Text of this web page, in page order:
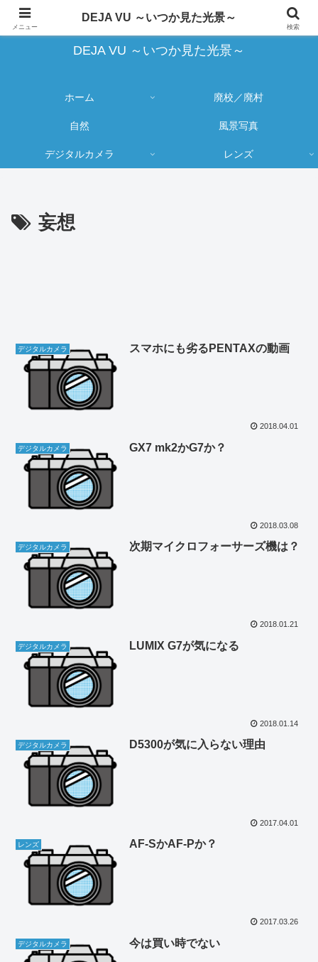
蔵出し写真の大売り出しとカメラ物欲のブログ
DEJA VU ～いつか見た光景～
ホーム 廃校／廃村
自然 風景写真
デジタルカメラ レンズ
妄想
デジタルカメラ スマホにも劣るPENTAXの動画
2018.04.01
デジタルカメラ GX7 mk2かG7か？
2018.03.08
デジタルカメラ 次期マイクロフォーサーズ機は？
2018.01.21
デジタルカメラ LUMIX G7が気になる
2018.01.14
デジタルカメラ D5300が気に入らない理由
2017.04.01
レンズ AF-SかAF-Pか？
2017.03.26
デジタルカメラ 今は買い時でない
メニュー
DEJA VU ～いつか見た光景～
検索